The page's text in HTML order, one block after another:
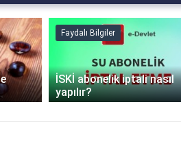
Faydalı Bilgiler
İSKİ abonelik iptali nasıl
yapılır?